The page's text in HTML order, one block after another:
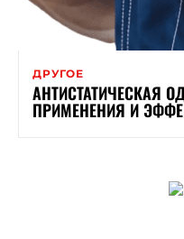
ДРУГОЕ
АНТИСТАТИЧЕСКАЯ
ПРИМЕНЕНИЯ И